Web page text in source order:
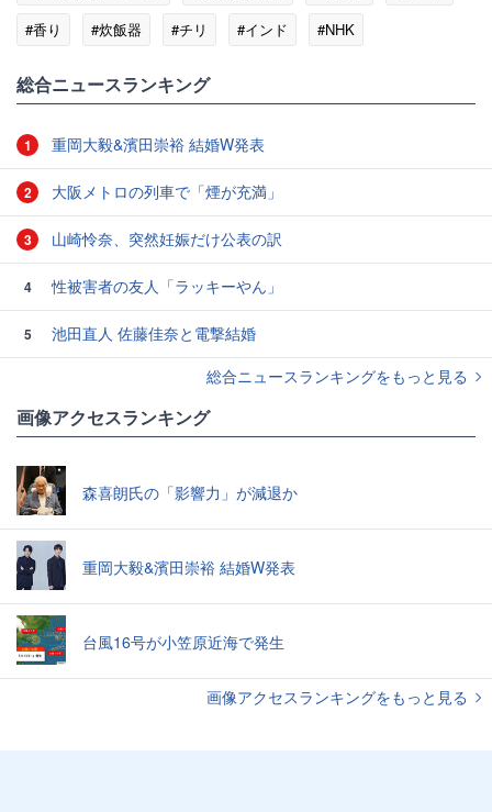
#香り
#炊飯器 #チリ #インド #NHK
総合ニュースランキング
1 重岡大毅&濱田崇裕 結婚W発表
2 大阪メトロの列車で「煙が充満」
3 山崎怜奈、突然妊娠だけ公表の訳
4 性被害者の友人「ラッキーやん」
5
池田直人 佐藤佳奈と電撃結婚
総合ニュースランキングをもっと見る
画像アクセスランキング
森喜朗氏の「影響力」が減退か
重岡大毅&濱田崇裕 結婚W発表
台風16号が小笠原近海で発生
画像アクセスランキングをもっと見る